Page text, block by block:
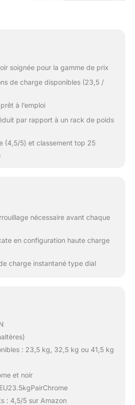
soignée pour la gamme de prix
de charge disponibles (23,5 /
à l’emploi
par rapport à un rack de poids
(4,5/5) et classement top 25
nécessaire avant chaque
en configuration haute charge
charge instantané type dial
: 23,5 kg, 32,5 kg ou 41,5 kg
et noir
: 4,5/5 sur Amazon